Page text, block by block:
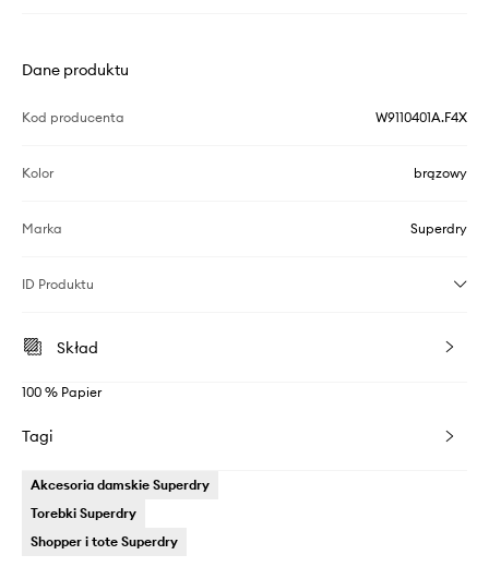
Dane produktu
Kod producenta W9110401A.F4X
Kolor brązowy
Marka Superdry
ID Produktu
Skład
100 % Papier
Tagi
Akcesoria damskie Superdry
Torebki Superdry
Shopper i tote Superdry